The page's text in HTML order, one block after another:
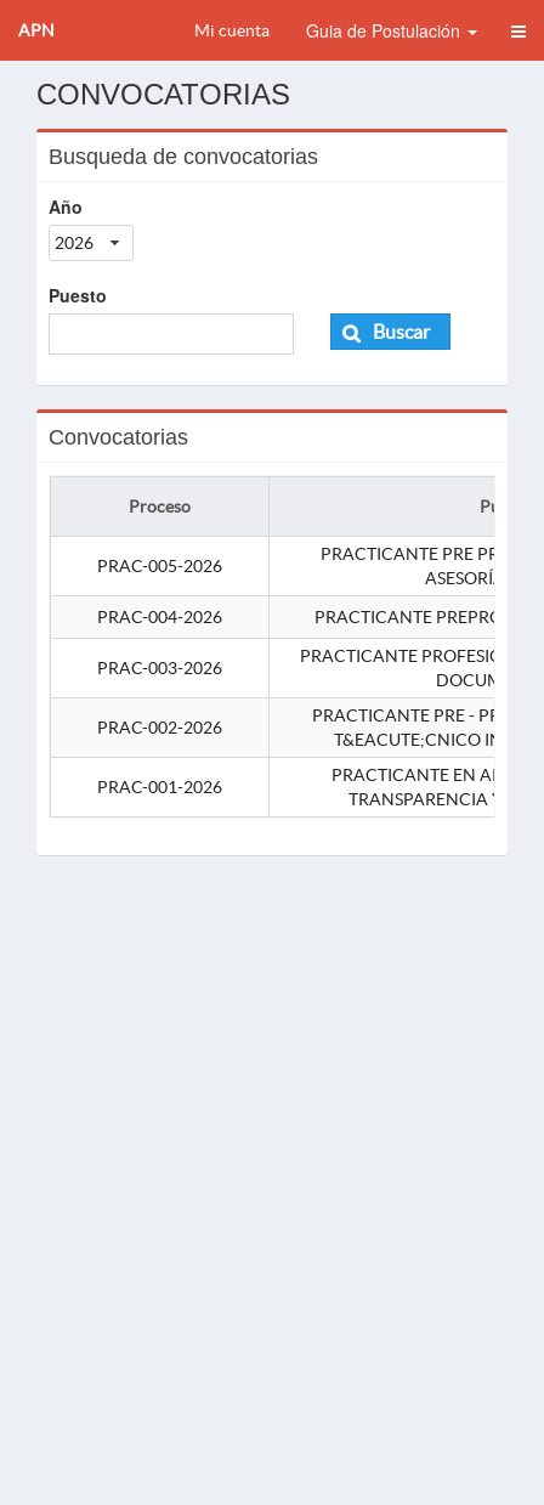
APN Mi cuenta Guia de Postulación
CONVOCATORIAS
Busqueda de convocatorias
Año
2026
Puesto
Buscar
Convocatorias
Proceso Puesto
PRAC-005-2026
PRACTICANTE PRE
ASESORÍA
PRAC-004-2026
PRACTICANTE
PRAC-003-2026
PRACTICANTE
PRAC-002-2026
PRACTICANTE PRE -
T&EACUTE;CNICO
PRAC-001-2026
PRACTICANTE EN APOYO
TRANSPARENCIA Y